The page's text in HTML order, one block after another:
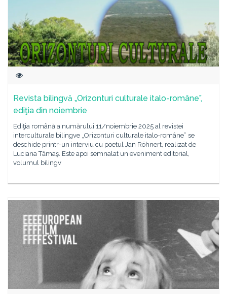
Revista bilingvă „Orizonturi culturale italo-române”,
ediţia din noiembrie
Ediţia română a numărului 11/noiembrie 2025 al revistei
interculturale bilingve „Orizonturi culturale italo-române” se
deschide printr-un interviu cu poetul Jan Röhnert, realizat de
Luciana Tămaş. Este apoi semnalat un eveniment editorial,
volumul bilingv